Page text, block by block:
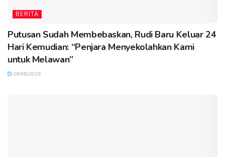
BERITA
Putusan Sudah Membebaskan, Rudi Baru Keluar 24
Hari Kemudian: “Penjara Menyekolahkan Kami
untuk Melawan”
08/08/2026